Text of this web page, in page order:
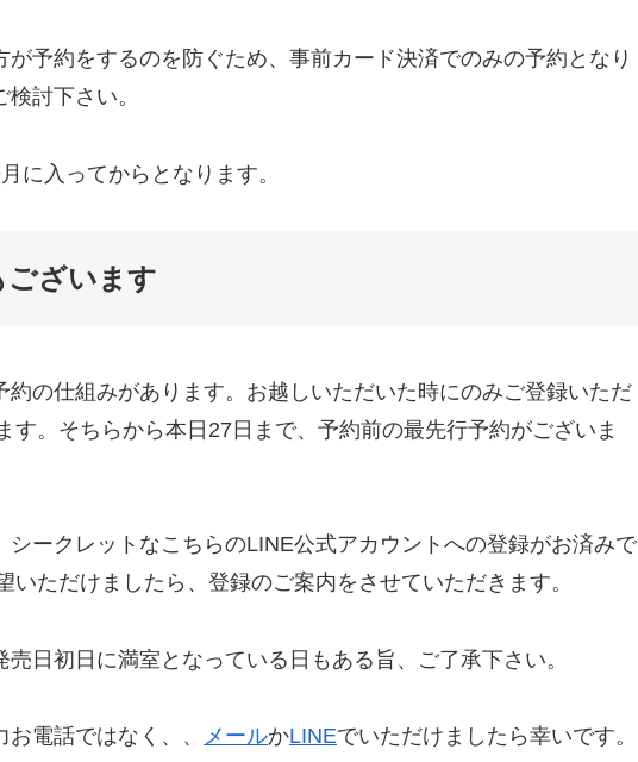
予約をするのを防ぐため、事前カード決済でのみの予約となり
討下さい。
に入ってからとなります。
ございます
の仕組みがあります。お越しいただいた時にのみご登録いただ
す。そちらから本日27日まで、予約前の最先行予約がございま
ークレットなこちらのLINE公式アカウントへの登録がお済みで
いただけましたら、登録のご案内をさせていただきます。
日初日に満室となっている日もある旨、ご了承下さい。
電話ではなく、、 メールかLINEでいただけましたら幸いです。